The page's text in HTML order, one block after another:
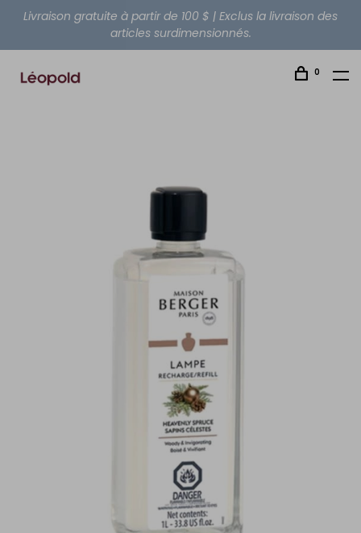
Livraison gratuite à partir de 100 $ | Exclus la livraison des
articles surdimensionnés.
0